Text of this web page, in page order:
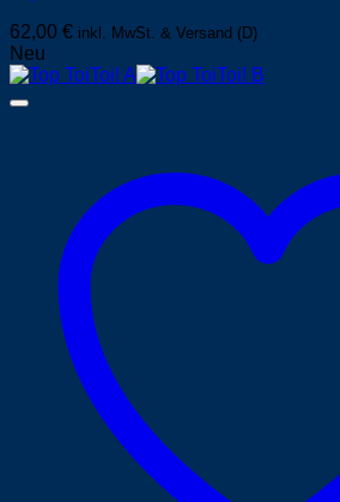
62,00 € inkl. MwSt. & Versand (D)
Neu